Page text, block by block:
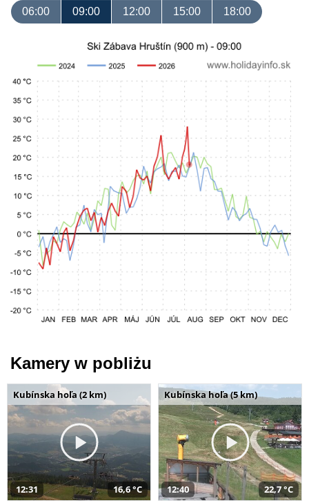
06:00 09:00 12:00 15:00 18:00
Kamery w pobliżu
Kubínska hoľa (2 km)
12:31 16,6 °C
Kubínska hoľa (5 km)
12:40 22,7 °C